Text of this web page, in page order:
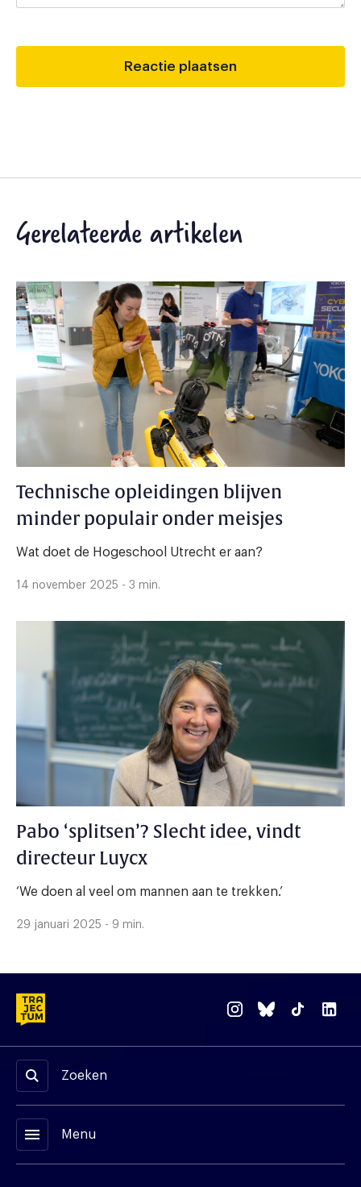
Gerelateerde artikelen
Technische opleidingen blijven
minder populair onder meisjes
Wat doet de Hogeschool Utrecht er aan?
14 november 2025 - 3 min.
Pabo ‘splitsen’? Slecht idee, vindt
directeur Luycx
‘We doen al veel om mannen aan te trekken.’
29 januari 2025 - 9 min.
Zoeken
menu Menu